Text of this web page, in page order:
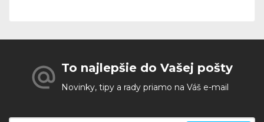
To najlepšie do Vašej pošty
Novinky, tipy a rady priamo na Váš e-mail